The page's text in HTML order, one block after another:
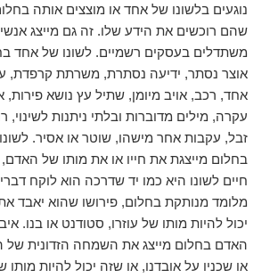
נוגעים בלשונו של אחד או מוצצים אותה
שהם רוכשים את הידע שלו. זה גם מייצג
משתדלים בעסקים רשמיים. לשונו של אחד
אוצר נסתר, ידיעה נסתרת, משרתת קרפדת,
אחד, רכב, אויב מיומן, שתיל עץ נושא
עקרה, מילים מדוברות ובלתי ניתנות לשינוי,
זבל, עקבות אחר מישהו, שוטר או אסיר.
בחלום מייצגת את חייו או את מותו של האדם,
חיים לשונו היא כמו יד שדרכה הוא לוקח
מלומד מנותקת בחלום, פירושו שהוא יאבד את
יכול להיות מותו של עוזרו, סטודנט או בנו.
האדם בחלום מייצג את השמחה הזדונית של
או שכניו על אובדנו, או שזה יכול להיות מותו